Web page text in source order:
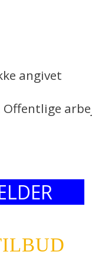
angivet
Offentlige